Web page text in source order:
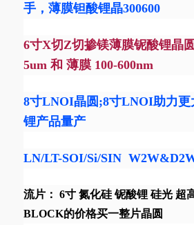
手，薄膜钽酸锂晶300600
6寸X切Z切掺镁薄膜铌酸锂晶
5um 和 薄膜 100-600nm
8寸LNOI晶圆;8寸LNOI助力更
锂产品量产
LN/LT-SOI/Si/SIN
流片： 6寸 氮化硅 铌酸锂 硅光 超
BLOCK的价格买一整片晶圆